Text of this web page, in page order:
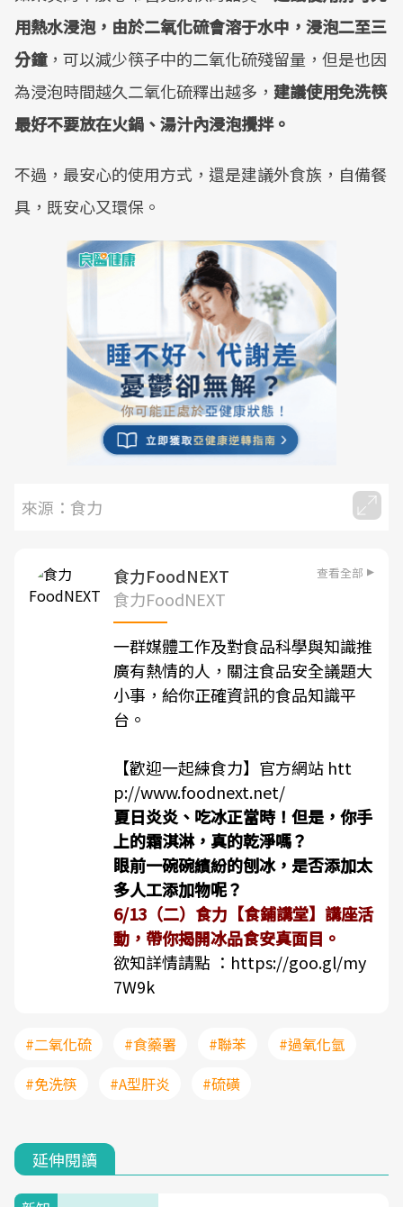
用熱水浸泡，由於二氧化硫會溶于水中，浸泡二至三
分鐘，可以減少筷子中的二氧化硫殘留量，但是也因
為浸泡時間越久二氧化硫釋出越多， 建議使用免洗筷
最好不要放在火鍋、湯汁內浸泡攪拌。
不過，最安心的使用方式，還是建議外食族，自備餐
具，既安心又環保。
來源：食力
食力FoodNEXT 查看全部
食力FoodNEXT
一群媒體工作及對食品科學與知識推
廣有熱情的人，關注食品安全議題大
小事，給你正確資訊的食品知識平
台。
【歡迎一起練食力】官方網站 htt
p://www.foodnext.net/
夏日炎炎、吃冰正當時！但是，你手
上的霜淇淋，真的乾淨嗎？
眼前一碗碗繽紛的刨冰，是否添加太
多人工添加物呢？
6/13（二）食力【食鋪講堂】講座活
動，帶你揭開冰品食安真面目。
欲知詳情請點 ： https://goo.gl/my
7W9k
#二氧化硫 #食藥署 #聯苯
#過氧化氫
#免洗筷
#A型肝炎 #硫磺
延伸閱讀